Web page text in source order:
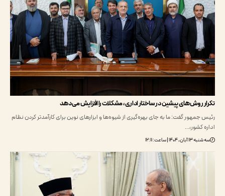
روش‌های پیشین در ساختار اداری، مشکلات را افزایش می‌دهد
گفت: ما به جای بهره‌گیری از شیوه‌ها و ابزارهای نوین برای کارآمدتر کردن نظام
کشور،…